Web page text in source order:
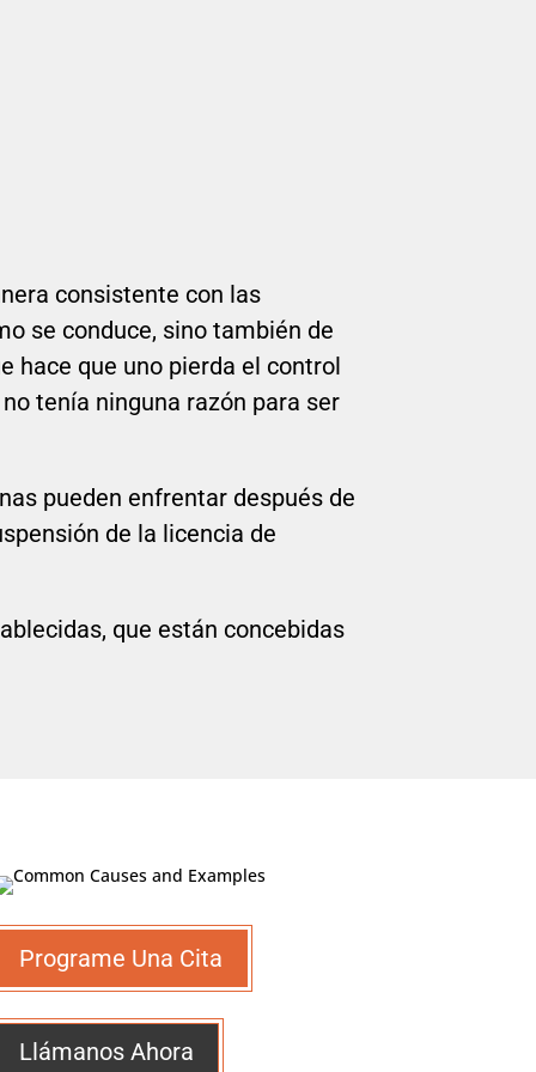
consistente con las
se conduce, sino también de
hace que uno pierda el control
tenía ninguna razón para ser
pueden enfrentar después de
de la licencia de
que están concebidas
Programe Una Cita
Llámanos Ahora